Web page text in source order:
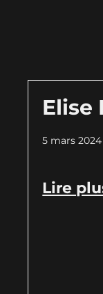
Elise
5 mars 2024
Lire